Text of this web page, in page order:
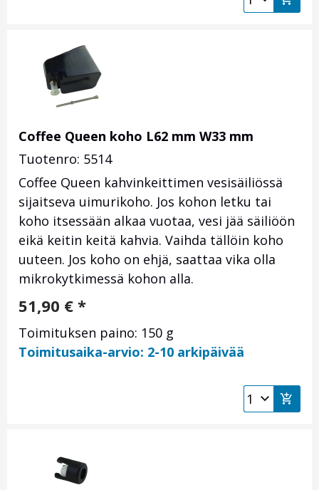
Coffee Queen koho L62 mm W33 mm
Tuotenro: 5514
Coffee Queen kahvinkeittimen vesisäiliössä
sijaitseva uimurikoho. Jos kohon letku tai
koho itsessään alkaa vuotaa, vesi jää säiliöön
eikä keitin keitä kahvia. Vaihda tällöin koho
uuteen. Jos koho on ehjä, saattaa vika olla
mikrokytkimessä kohon alla.
51,90 € *
Toimituksen paino: 150 g
Toimitusaika-arvio: 2-10 arkipäivää